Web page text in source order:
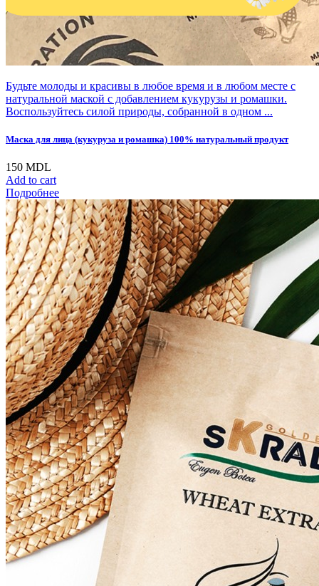
Будьте молоды и красивы в любое время и в любом месте с
натуральной маской с добавлением кукурузы и ромашки.
Воспользуйтесь силой природы, собранной в одном ...
Маска для лица (кукуруза и ромашка) 100% натуральный продукт
150 MDL
Add to cart
Подробнее